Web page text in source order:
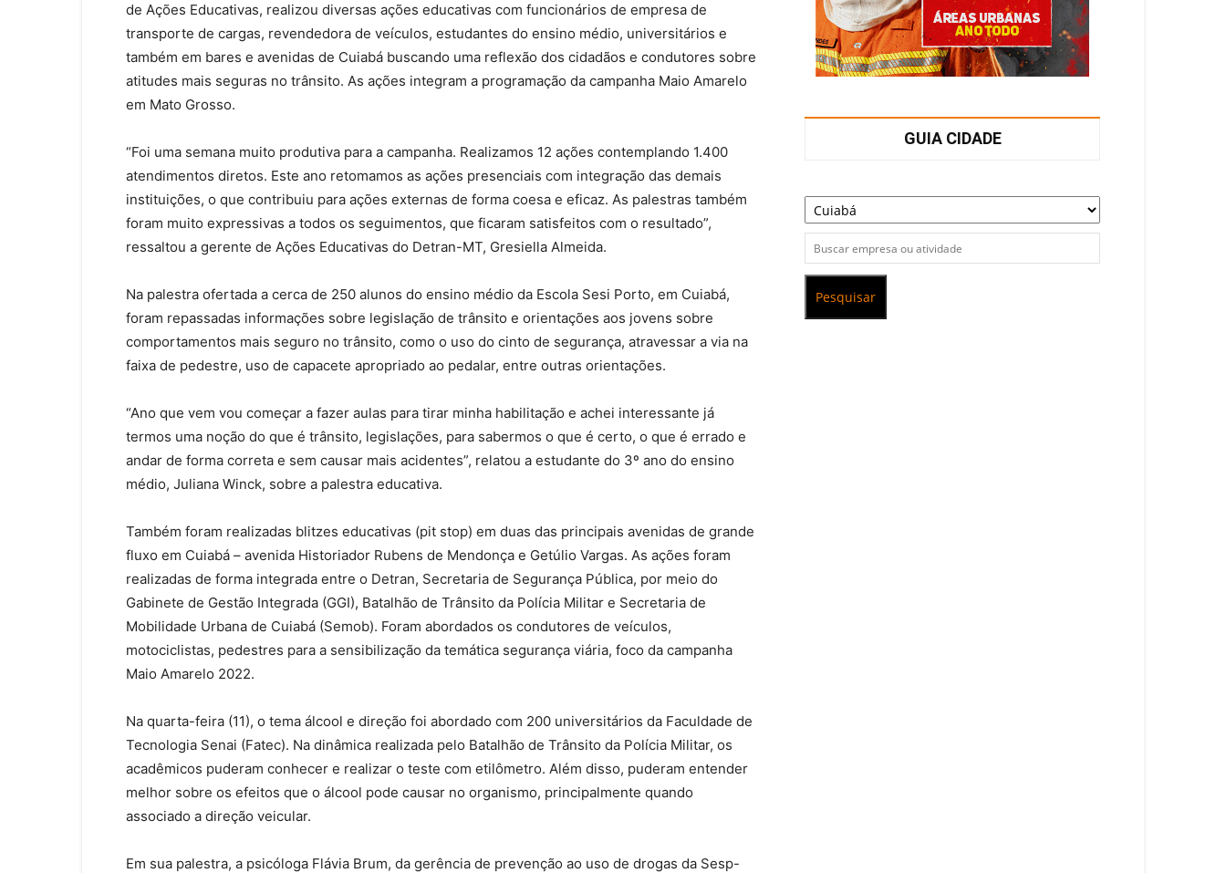
de Ações Educativas, realizou diversas ações educativas com funcionários de empresa de
transporte de cargas, revendedora de veículos, estudantes do ensino médio, universitários e
também em bares e avenidas de Cuiabá buscando uma reflexão dos cidadãos e condutores sobre
atitudes mais seguras no trânsito. As ações integram a programação da campanha Maio Amarelo
em Mato Grosso.
“Foi uma semana muito produtiva para a campanha. Realizamos 12 ações contemplando 1.400
atendimentos diretos. Este ano retomamos as ações presenciais com integração das demais
instituições, o que contribuiu para ações externas de forma coesa e eficaz. As palestras também
foram muito expressivas a todos os seguimentos, que ficaram satisfeitos com o resultado”,
ressaltou a gerente de Ações Educativas do Detran-MT, Gresiella Almeida.
Na palestra ofertada a cerca de 250 alunos do ensino médio da Escola Sesi Porto, em Cuiabá,
foram repassadas informações sobre legislação de trânsito e orientações aos jovens sobre
comportamentos mais seguro no trânsito, como o uso do cinto de segurança, atravessar a via na
faixa de pedestre, uso de capacete apropriado ao pedalar, entre outras orientações.
“Ano que vem vou começar a fazer aulas para tirar minha habilitação e achei interessante já
termos uma noção do que é trânsito, legislações, para sabermos o que é certo, o que é errado e
andar de forma correta e sem causar mais acidentes”, relatou a estudante do 3º ano do ensino
médio, Juliana Winck, sobre a palestra educativa.
Também foram realizadas blitzes educativas (pit stop) em duas das principais avenidas de grande
fluxo em Cuiabá – avenida Historiador Rubens de Mendonça e Getúlio Vargas. As ações foram
realizadas de forma integrada entre o Detran, Secretaria de Segurança Pública, por meio do
Gabinete de Gestão Integrada (GGI), Batalhão de Trânsito da Polícia Militar e Secretaria de
Mobilidade Urbana de Cuiabá (Semob). Foram abordados os condutores de veículos,
motociclistas, pedestres para a sensibilização da temática segurança viária, foco da campanha
Maio Amarelo 2022.
Na quarta-feira (11), o tema álcool e direção foi abordado com 200 universitários da Faculdade de
Tecnologia Senai (Fatec). Na dinâmica realizada pelo Batalhão de Trânsito da Polícia Militar, os
acadêmicos puderam conhecer e realizar o teste com etilômetro. Além disso, puderam entender
melhor sobre os efeitos que o álcool pode causar no organismo, principalmente quando
associado a direção veicular.
Em sua palestra, a psicóloga Flávia Brum, da gerência de prevenção ao uso de drogas da Sesp-
GUIA CIDADE
Pesquisar